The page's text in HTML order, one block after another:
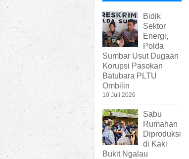
Bidik
Sektor
Energi,
Polda
Sumbar Usut Dugaan
Korupsi Pasokan
Batubara PLTU
Ombilin
10 Juli 2026
Sabu
Rumahan
Diproduksi
di Kaki
Bukit Ngalau